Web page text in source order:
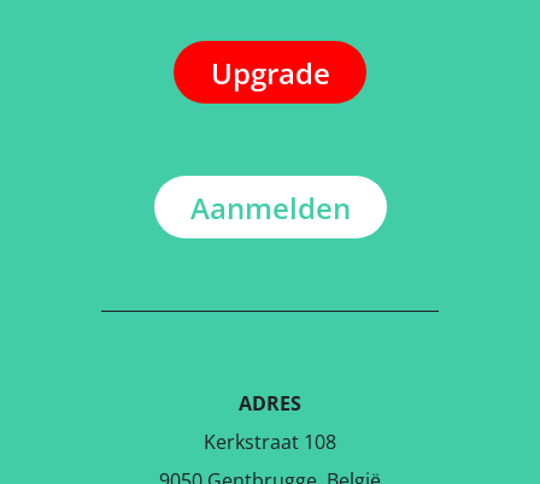
Upgrade
Aanmelden
ADRES
Kerkstraat 108